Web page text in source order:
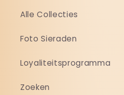
Alle Collecties
Foto Sieraden
Loyaliteitsprogramma
Zoeken